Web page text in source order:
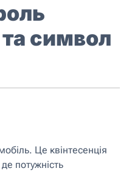
символ
Це квінтесенція
потужність